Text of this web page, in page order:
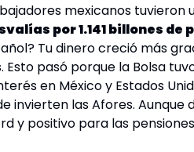
mexicanos tuvieron
por 1.141 billones de
Tu dinero creció más
pasó porque la Bolsa
en México y Estados
invierten las Afores. Aunque
y positivo para las pensiones